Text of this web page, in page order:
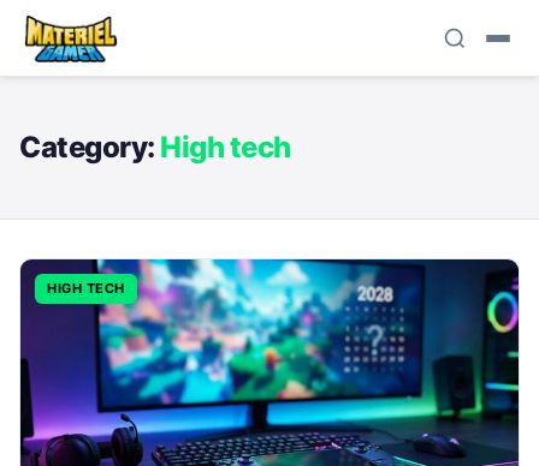
Category: High tech
HIGH TECH